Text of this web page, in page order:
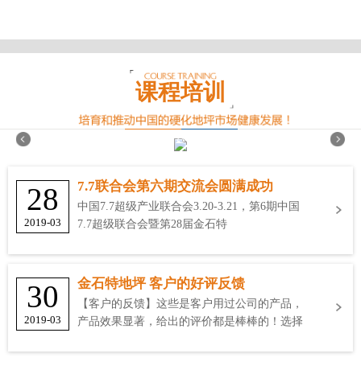
课程培训
28
2019-03
7.7联合会第六期交流会圆满成功
中国7.7超级产业联合会3.20-3.21，第6期中国
7.7超级联合会暨第28届金石特
30
2019-03
金石特地坪 客户的好评反馈
【客户的反馈】这些是客户用过公司的产品，
产品效果显著，给出的评价都是棒棒的！选择